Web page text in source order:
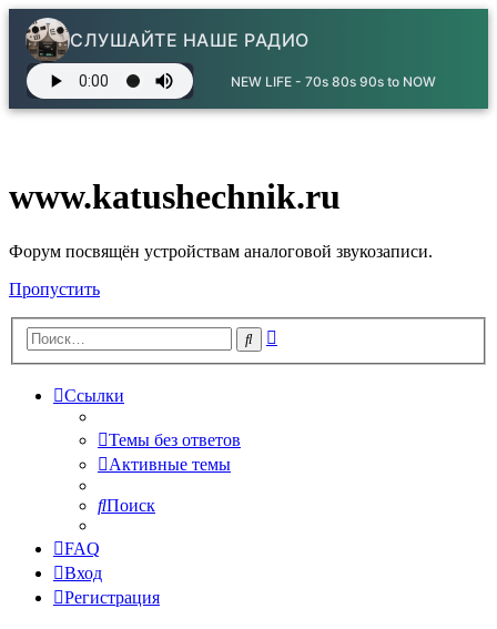
СЛУШАЙТЕ НАШЕ РАДИО
NEW LIFE - 70s 80s 90s to NOW
www.katushechnik.ru
Форум посвящён устройствам аналоговой звукозаписи.
Пропустить
Поиск
Ссылки
Темы без ответов
Активные темы
Поиск
FAQ
Вход
Регистрация